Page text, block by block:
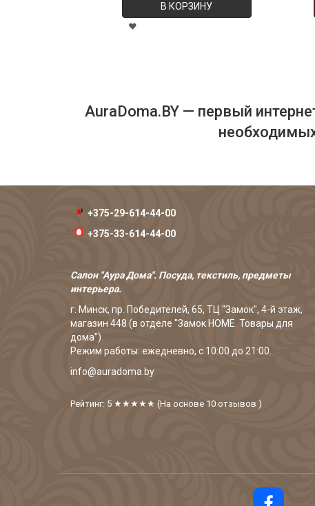
В КОРЗИНУ
AuraDoma.BY — первый
+375-29-614-44-00
+375-33-614-44-00
Салон "Аура Дома". Посуда, текстиль, предметы
интерьера.
г. Минск, пр. Победителей, 65, ТЦ "Замок", 4-й этаж,
магазин 448 (в отделе "Замок HOME. Товары для
дома").
Режим работы: ежедневно, с 10:00 до 21:00.
info@auradoma.by
Рейтинг: 5 ★★★★★ (На основе 10 отзывов )